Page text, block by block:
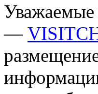
Уважаемые
—